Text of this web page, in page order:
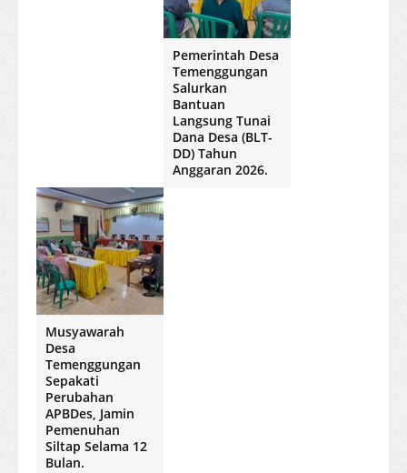
Pemerintah Desa
Temenggungan
Salurkan
Bantuan
Langsung Tunai
Dana Desa (BLT-
DD) Tahun
Anggaran 2026.
Musyawarah
Desa
Temenggungan
Sepakati
Perubahan
APBDes, Jamin
Pemenuhan
Siltap Selama 12
Bulan.